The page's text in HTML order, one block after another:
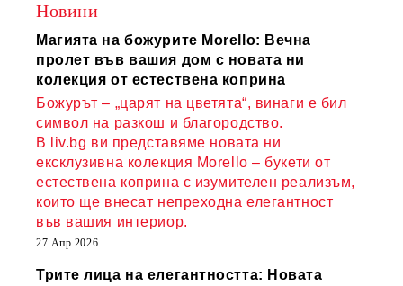
Новини
Магията на божурите Morello: Вечна
пролет във вашия дом с новата ни
колекция от естествена коприна
Божурът – „царят на цветята“, винаги е бил
символ на разкош и благородство.
В liv.bg ви представяме новата ни
ексклузивна колекция Morello – букети от
естествена коприна с изумителен реализъм,
които ще внесат непреходна елегантност
във вашия интериор.
27 Апр 2026
Трите лица на елегантността: Новата